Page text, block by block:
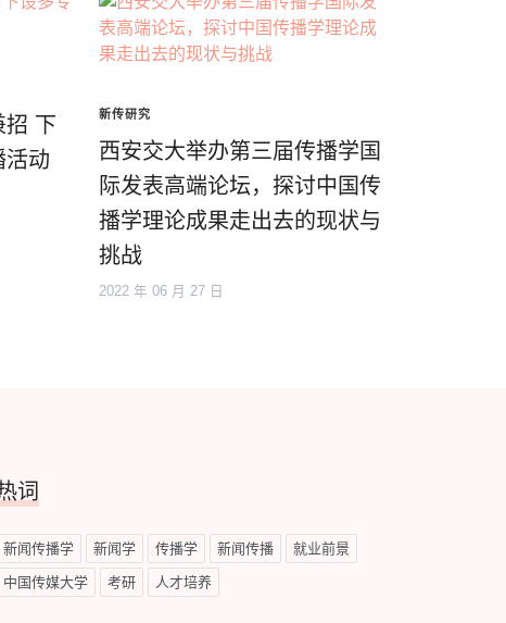
招 下
活动
新传研究
西安交大举办第三届传播学国
际发表高端论坛，探讨中国传
播学理论成果走出去的现状与
挑战
2022 年 06 月 27 日
词
新闻传播学 新闻学 传播学 新闻传播 就业前景
中国传媒大学 考研 人才培养